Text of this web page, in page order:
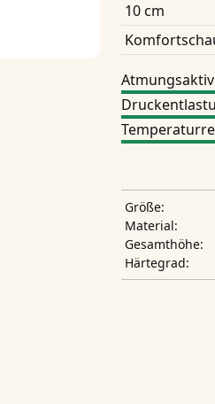
10 cm
Größe:
Material:
Gesamthöhe:
Härtegrad: